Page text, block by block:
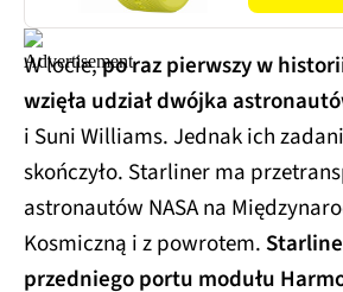
W locie,po raz pierwszy w
wzięła udział dwójka
i Suni Williams. Jednak ich
skończyło. Starliner ma
astronautów NASA na
Kosmiczną i z powrotem.
przedniego portu modułu